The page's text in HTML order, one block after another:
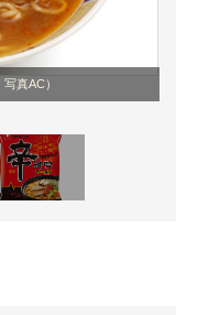
写真AC）